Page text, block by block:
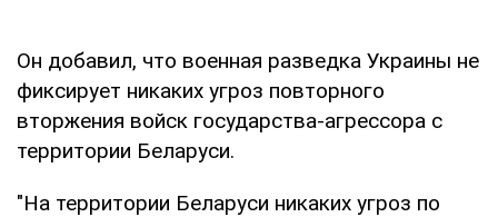
Он добавил, что военная разведка Украины не
фиксирует никаких угроз повторного
вторжения войск государства-агрессора с
территории Беларуси.
"На территории Беларуси никаких угроз по